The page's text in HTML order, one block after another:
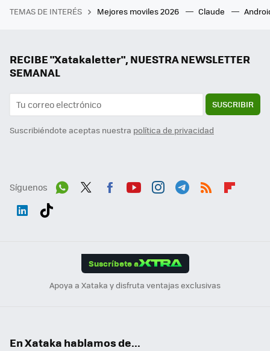
TEMAS DE INTERÉS Mejores moviles 2026 Claude
RECIBE "Xatakaletter", NUESTRA NEWSLETTER
SEMANAL
SUSCRIBIR
Suscribiéndote aceptas nuestra política de privacidad
Síguenos
Suscríbete a
Apoya a Xataka y disfruta ventajas exclusivas
En Xataka hablamos de...